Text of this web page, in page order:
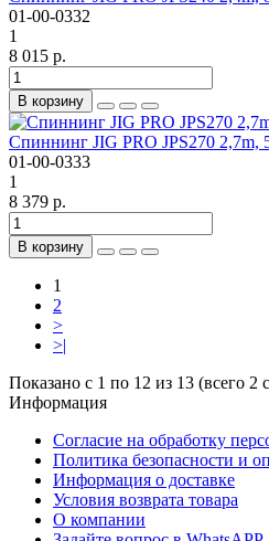
01-00-0332
1
8 015 р.
В корзину
Спиннинг JIG PRO JPS270 2,7m,
01-00-0333
1
8 379 р.
В корзину
1
2
>
>|
Показано с 1 по 12 из 13 (всего 2
Информация
Согласие на обработку
Политика безопасности и
Информация о доставке
Условия возврата товара
О компании